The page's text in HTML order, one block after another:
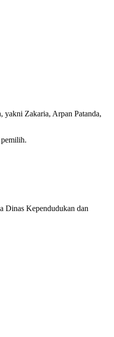
Zakaria, Arpan Patanda,
Dinas Kependudukan dan